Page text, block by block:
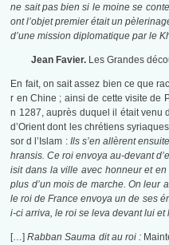
ne sait pas bien si le moine se
ont l’objet premier était un
d’une mission diplomatique par le
Jean Favier. Les Grandes
En fait, on sait assez bien ce que
r en Chine ; ainsi de cette visite de
n 1287, auprès duquel il était venu
d’Orient dont les chrétiens
sor d l’Islam : Ils s’en allèrent
hransis. Ce roi envoya au-devant
isit dans la ville avec honneur et
plus d’un mois de marche. On leur
le roi de France envoya un de ses
i-ci arriva, le roi se leva devant lui et
[…]Rabban Sauma dit au roi :